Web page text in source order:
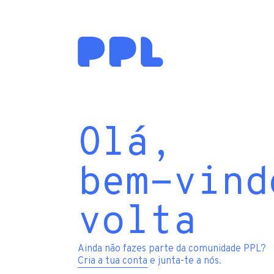
Olá,
bem-
volta
Ainda não fazes parte da comunidade PPL?
Cria a tua conta e junta-te a nós.